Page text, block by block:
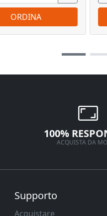
ORDINA
100%
ACQUISTA DA
Supporto
Acquistare